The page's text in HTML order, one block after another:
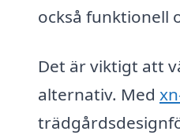
också funktionell
Det är viktigt att
alternativ. Med